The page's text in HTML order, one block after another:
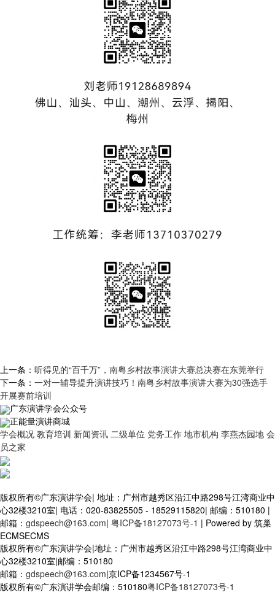
上一条： 听得见的“百千万”，南粤乡村故事演讲大赛总决赛在东莞举行
下一条： 一对一辅导提升演讲技巧！南粤乡村故事演讲大赛为30强选手
开展赛前培训
广东演讲学会公众号
正能量演讲商城
学会概况 教育培训 新闻资讯 二级单位 党务工作 地市机构 李燕杰园地 会
员之家
版权所有©广东演讲学会| 地址：广州市越秀区沿江中路298号江湾商业中
心32楼3210室| 电话：020-83825505 - 18529115820| 邮编：510180 |
邮箱： gdspeech@163.com| 粤ICP备18127073号-1 | Powered by 筑巢
ECMSECMS
版权所有©广东演讲学会|地址：广州市越秀区沿江中路298号江湾商业中
心32楼3210室|邮编：510180
邮箱： gdspeech@163.com|京ICP备1234567号-1
版权所有©广东演讲学会邮编：510180粤ICP备18127073号-1